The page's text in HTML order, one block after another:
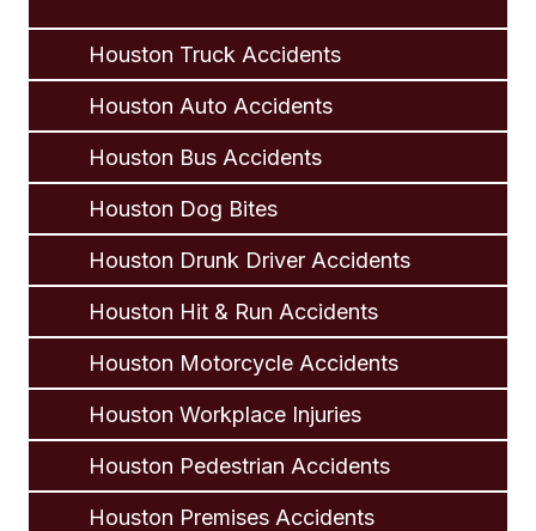
Houston Truck Accidents
Houston Auto Accidents
Houston Bus Accidents
Houston Dog Bites
Houston Drunk Driver Accidents
Houston Hit & Run Accidents
Houston Motorcycle Accidents
Houston Workplace Injuries
Houston Pedestrian Accidents
Houston Premises Accidents